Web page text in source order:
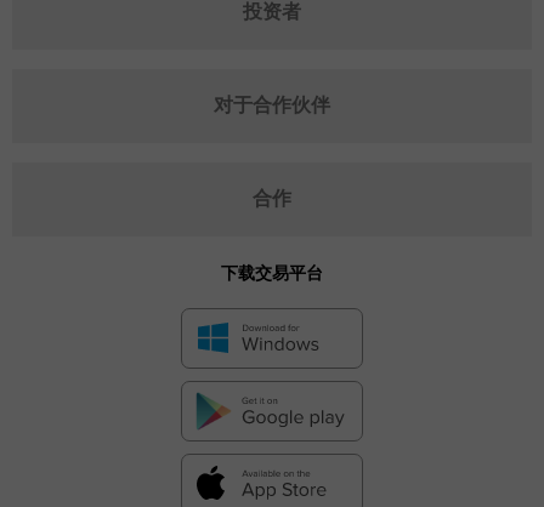
投资者
对于合作伙伴
合作
下载交易平台